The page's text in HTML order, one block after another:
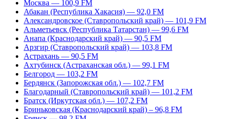
Москва — 100,9 FM
Абакан (Республика Хакасия) — 92,0 FM
Александровское (Ставропольский край) — 101,9 FM
Альметьевск (Республика Татарстан) — 99,6 FM
Анапа (Краснодарский край) — 90,5 FM
Арзгир (Ставропольский край) — 103,8 FM
Астрахань — 90,5 FM
Ахтубинск (Астраханская обл.) — 99,1 FM
Белгород — 103,2 FM
Бердянск (Запорожская обл.) — 102,7 FM
Благодарный (Ставропольский край) — 101,2 FM
Братск (Иркутская обл.) — 107,2 FM
Бриньковская (Краснодарский край) – 96,8 FM